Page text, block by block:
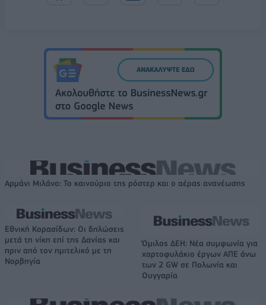
Αρμάνι Μιλάνο: Το καινούριο της ρόστερ και ο αέρας ανανέωσης
Εθνική Κορασίδων: Οι δηλώσεις
μετά τη νίκη επί της Δανίας και
πριν από τον ημιτελικό με τη
Νορβηγία
Όμιλος ΔΕΗ: Νέα συμφωνία για
χαρτοφυλάκιο έργων ΑΠΕ άνω
των 2 GW σε Πολωνία και
Ουγγαρία